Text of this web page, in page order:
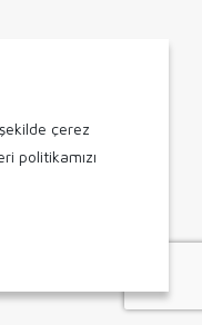
çerez
politikamızı